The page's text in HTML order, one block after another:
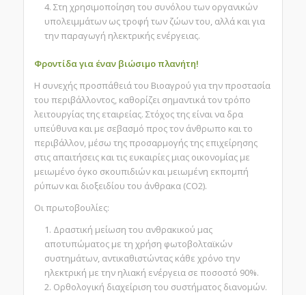
Στη χρησιμοποίηση του συνόλου των οργανικών
υπολειμμάτων ως τροφή των ζώων του, αλλά και για
την παραγωγή ηλεκτρικής ενέργειας.
Φροντίδα για έναν βιώσιμο πλανήτη!
H συνεχής προσπάθειά του Βιοαγρού για την προστασία
του περιβάλλοντος, καθορίζει σημαντικά τον τρόπο
λειτουργίας της εταιρείας. Στόχος της είναι να δρα
υπεύθυνα και με σεβασμό προς τον άνθρωπο και το
περιβάλλον, μέσω της προσαρμογής της επιχείρησης
στις απαιτήσεις και τις ευκαιρίες μιας οικονομίας με
μειωμένο όγκο σκουπιδιών και μειωμένη εκπομπή
ρύπων και διοξειδίου του άνθρακα (CO2).
Οι πρωτοβουλίες:
Δραστική μείωση του ανθρακικού μας
αποτυπώματος με τη χρήση φωτοβολταϊκών
συστημάτων, αντικαθιστώντας κάθε χρόνο την
ηλεκτρική με την ηλιακή ενέργεια σε ποσοστό 90%.
Ορθολογική διαχείριση του συστήματος διανομών.